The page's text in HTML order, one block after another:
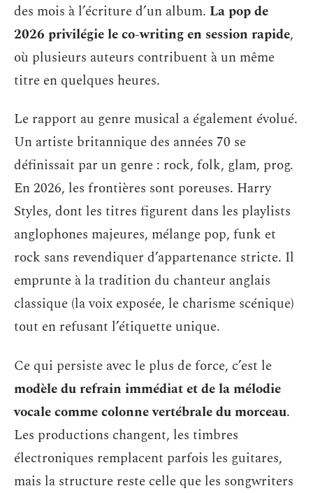
des mois à l’écriture d’un album. La pop de
2026 privilégie le co-writing en session rapide,
où plusieurs auteurs contribuent à un même
titre en quelques heures.
Le rapport au genre musical a également évolué.
Un artiste britannique des années 70 se
définissait par un genre : rock, folk, glam, prog.
En 2026, les frontières sont poreuses. Harry
Styles, dont les titres figurent dans les playlists
anglophones majeures, mélange pop, funk et
rock sans revendiquer d’appartenance stricte. Il
emprunte à la tradition du chanteur anglais
classique (la voix exposée, le charisme scénique)
tout en refusant l’étiquette unique.
Ce qui persiste avec le plus de force, c’est le
modèle du refrain immédiat et de la mélodie
vocale comme colonne vertébrale du morceau.
Les productions changent, les timbres
électroniques remplacent parfois les guitares,
mais la structure reste celle que les songwriters